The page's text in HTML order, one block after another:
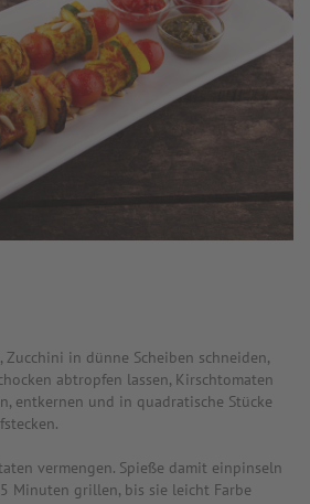
in dünne Scheiben schneiden,
abtropfen lassen, Kirschtomaten
entkernen und in quadratische Stücke
vermengen. Spieße damit einpinseln
Minuten grillen, bis sie leicht Farbe